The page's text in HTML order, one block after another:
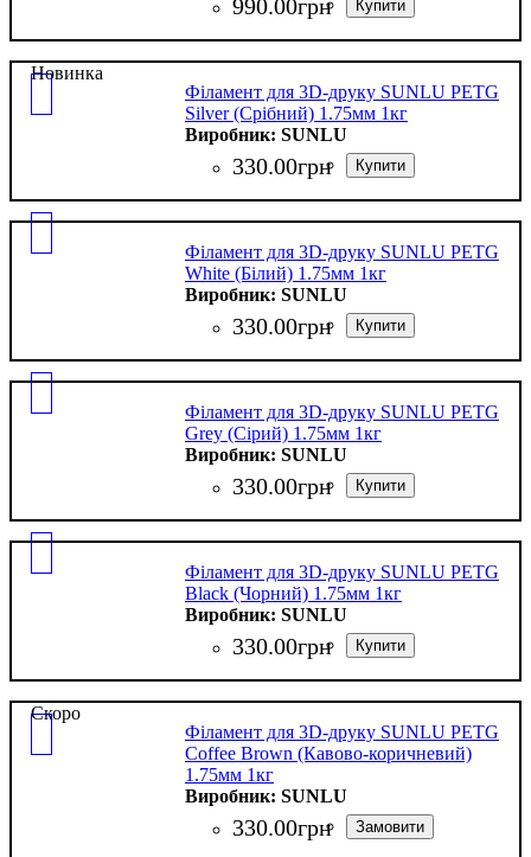
990.00грн
Новинка
Філамент для 3D-друку SUNLU PETG
Silver (Срібний) 1.75мм 1кг
SUNLU
330.00грн
Філамент для 3D-друку SUNLU PETG
White (Білий) 1.75мм 1кг
SUNLU
330.00грн
Філамент для 3D-друку SUNLU PETG
Grey (Сірий) 1.75мм 1кг
SUNLU
330.00грн
Філамент для 3D-друку SUNLU PETG
Black (Чорний) 1.75мм 1кг
SUNLU
330.00грн
Скоро
Філамент для 3D-друку SUNLU PETG
Coffee Brown (Кавово-коричневий)
1.75мм 1кг
SUNLU
330.00грн